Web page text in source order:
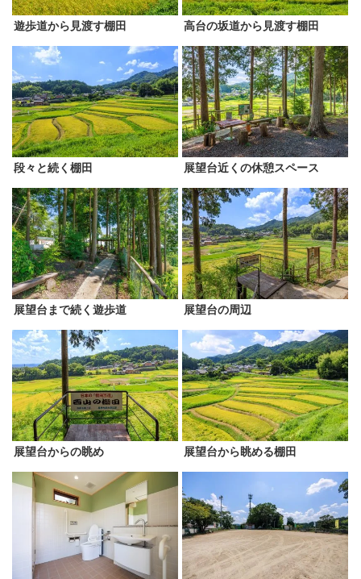
遊歩道から見渡す棚田 高台の坂道から見渡す棚田
段々と続く棚田 展望台近くの休憩スペース
展望台まで続く遊歩道 展望台の周辺
展望台からの眺め 展望台から眺める棚田